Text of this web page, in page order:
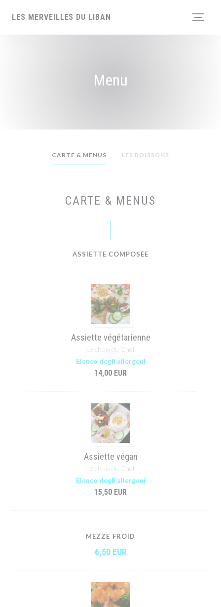
LES MERVEILLES DU LIBAN
Menu
CARTE & MENUS LES BOISSONS
CARTE & MENUS
ASSIETTE COMPOSÉE
Assiette végétarienne
Le choix du Chef
Elenco degli allergeni
14,00 EUR
Assiette végan
Le choix du Chef
Elenco degli allergeni
15,50 EUR
MEZZE FROID
6,50 EUR